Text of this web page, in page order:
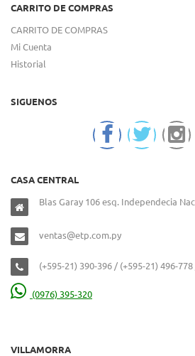
CARRITO DE COMPRAS
CARRITO DE COMPRAS
Mi Cuenta
Historial
SIGUENOS
CASA CENTRAL
Blas Garay 106 esq. Independecia
ventas@etp.com.py
(+595-21) 390-396 / (+595-21) 496-
(0976) 395-320
VILLAMORRA